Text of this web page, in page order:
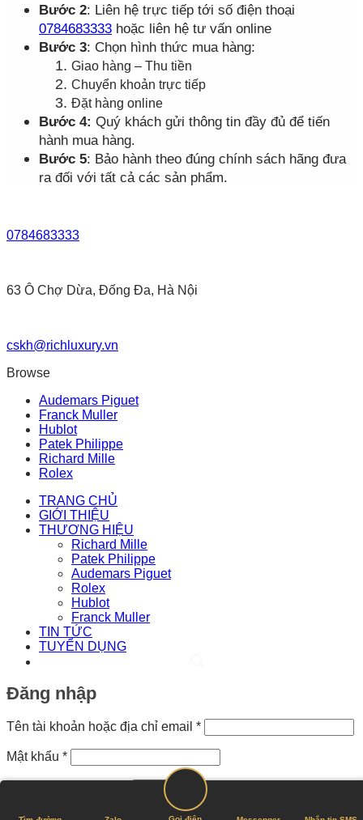
Bước 2: Liên hệ trực tiếp tới số điện thoại
0784683333 hoặc liên hệ tư vấn online
Bước 3: Chọn hình thức mua hàng:
Giao hàng – Thu tiền
Chuyển khoản trực tiếp
Đặt hàng online
Bước 4: Quý khách gửi thông tin đầy đủ để tiến
hành mua hàng.
Bước 5: Bảo hành theo đúng chính sách hãng đưa
ra đối với tất cả các sản phẩm.
0784683333
63 Ô Chợ Dừa, Đống Đa, Hà Nội
cskh@richluxury.vn
Browse
Audemars Piguet
Franck Muller
Hublot
Patek Philippe
Richard Mille
Rolex
TRANG CHỦ
GIỚI THIỆU
THƯƠNG HIỆU
Richard Mille
Patek Philippe
Audemars Piguet
Rolex
Hublot
Franck Muller
TIN TỨC
TUYỂN DỤNG
Đăng nhập
Tên tài khoản hoặc địa chỉ email *Bắt
buộc
Mật khẩu *Bắt
buộc
Đăng nhập
Quên mật khẩu?